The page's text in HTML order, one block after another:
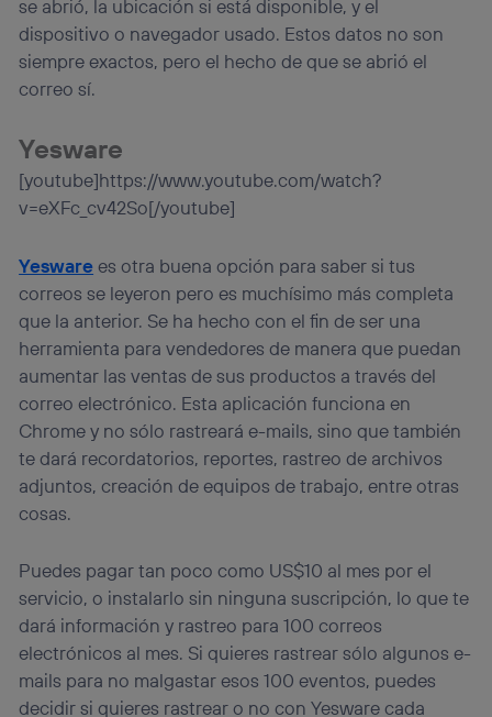
se abrió, la ubicación si está disponible, y el
dispositivo o navegador usado. Estos datos no son
siempre exactos, pero el hecho de que se abrió el
correo sí.
Yesware
[youtube]https://www.youtube.com/watch?
v=eXFc_cv42So[/youtube]
Yeswarees otra buena opción para saber si tus
correos se leyeron pero es muchísimo más completa
que la anterior. Se ha hecho con el fin de ser una
herramienta para vendedores de manera que puedan
aumentar las ventas de sus productos a través del
correo electrónico. Esta aplicación funciona en
Chrome y no sólo rastreará e-mails, sino que también
te dará recordatorios, reportes, rastreo de archivos
adjuntos, creación de equipos de trabajo, entre otras
cosas.
Puedes pagar tan poco como US$10 al mes por el
servicio, o instalarlo sin ninguna suscripción, lo que te
dará información y rastreo para 100 correos
electrónicos al mes. Si quieres rastrear sólo algunos e-
mails para no malgastar esos 100 eventos, puedes
decidir si quieres rastrear o no con Yesware cada